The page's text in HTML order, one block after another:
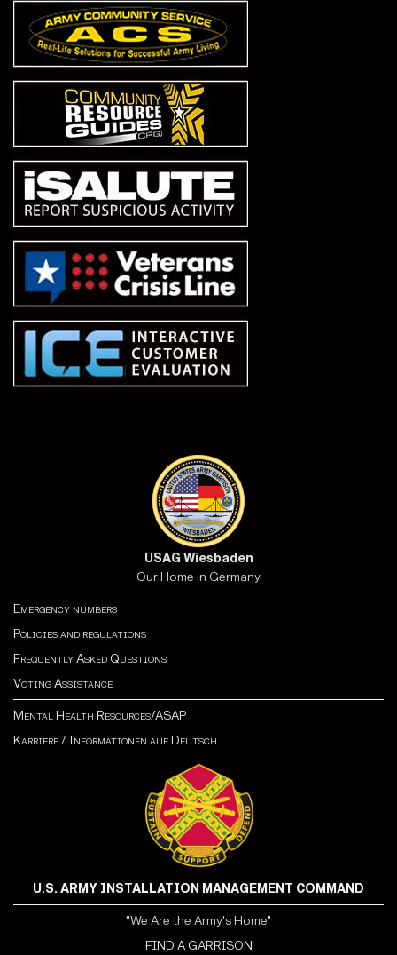
USAG Wiesbaden
Our Home in Germany
Emergency numbers
Policies and regulations
Frequently Asked Questions
Voting Assistance
Mental Health Resources/ASAP
Karriere/ Informationen auf Deutsch
U.S. ARMY INSTALLATION MANAGEMENT COMMAND
"We Are the Army's Home"
FIND A GARRISON